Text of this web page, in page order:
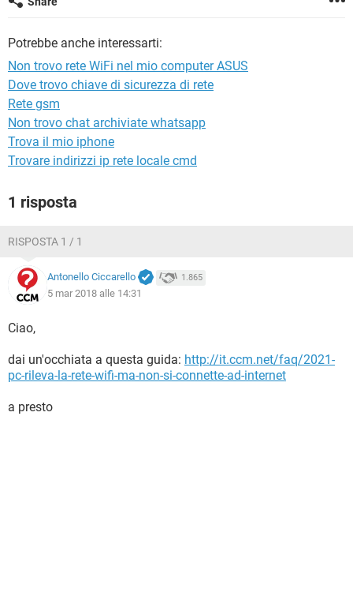
TIKTOK
Potrebbe anche interessarti:
Non trovo rete WiFi nel mio computer ASUS
Dove trovo chiave di sicurezza di rete
Rete gsm
Non trovo chat archiviate whatsapp
Trova il mio iphone
Trovare indirizzi ip rete locale cmd
1 risposta
RISPOSTA 1 / 1
Antonello Ciccarello 1.865
5 mar 2018 alle 14:31
Ciao,
dai un'occhiata a questa guida: http://it.ccm.net/faq/2021-
pc-rileva-la-rete-wifi-ma-non-si-connette-ad-internet
a presto